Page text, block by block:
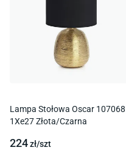
Lampa Stołowa Oscar 107068
1Xe27 Złota/Czarna
224zł/szt